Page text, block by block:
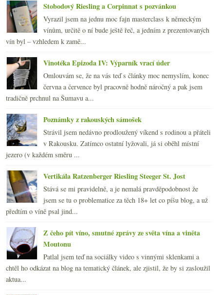
Stobodový Riesling a Corpinnat s pozvánkou
Vyrazil jsem na jednu moc fajn masterclass k německým
vínům, určitě o ní bude ještě řeč, a jedním z prezentovaných
vín byl – vzhledem k zamě...
Vinotéka Epizoda IV: Výparník vrací úder
Omlouvám se, že na vás teď s články moc nemyslím, konec
června a července byl pracovně hodně náročný a pak jsem
tradičně prchnul na Šumavu a...
Poznámky z rakouských sámošek
Strávil jsem nedávno prodloužený víkend s rodinou a přáteli
v Rakousku. Zatímco ostatní lyžovali, já si oběhl místní
jezero (v každém směru ...
Vertikála Ratzenberger Riesling Steeger St. Jost
Stává se mi pravidelně, a je nemalá pravděpodobnost že
jsem se tu o problematice za těch 18+ let co píšu blog, a už
předtím o víně psal jind...
Z čeho pít víno, smutné zprávy ze světa vína a viněta
Moutonu
Patlal jsem teď na sociálky video s vinnými sklenkami a
chtěl ho odkázat na blog na tematický článek, ale zjistil, že by si zasloužil
aktua...